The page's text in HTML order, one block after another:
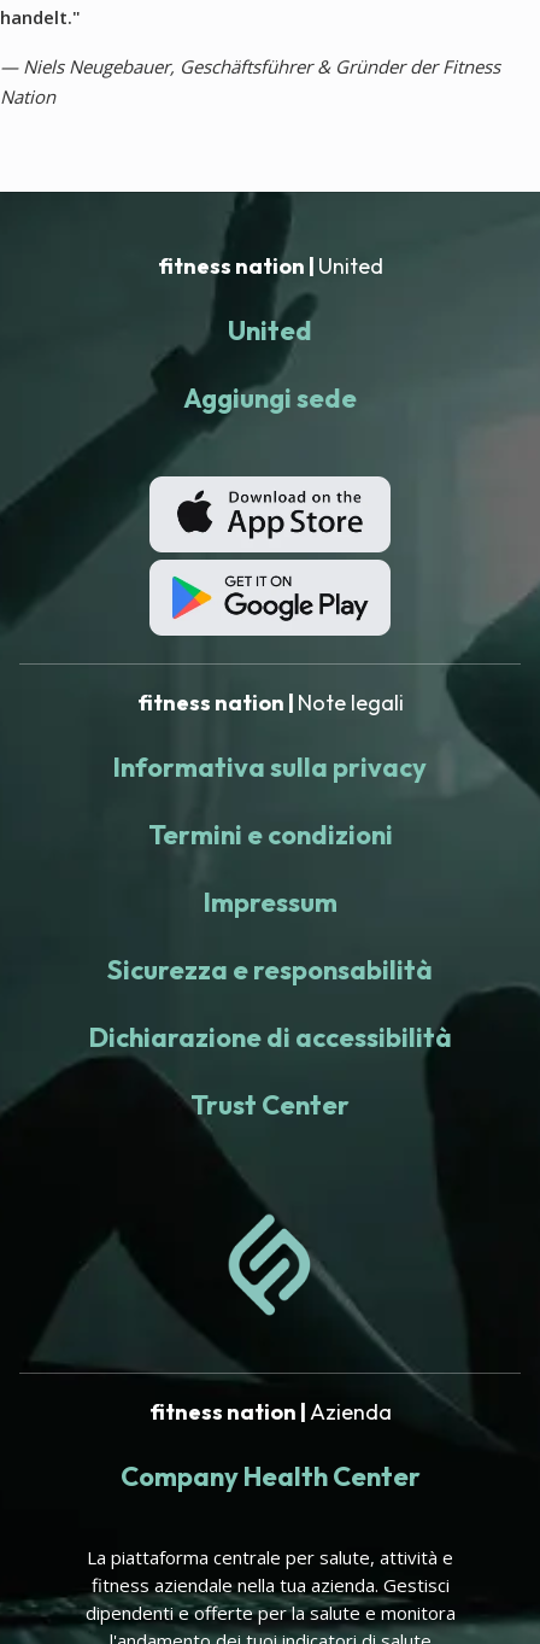
handelt."
— Niels Neugebauer, Geschäftsführer & Gründer der Fitness
Nation
fitness nation | United
United
Aggiungi sede
fitness nation | Note legali
Informativa sulla privacy
Termini e condizioni
Impressum
Sicurezza e responsabilità
Dichiarazione di accessibilità
Trust Center
fitness nation |Azienda
Company Health Center
La piattaforma centrale per salute, attività e
fitness aziendale nella tua azienda. Gestisci
dipendenti e offerte per la salute e monitora